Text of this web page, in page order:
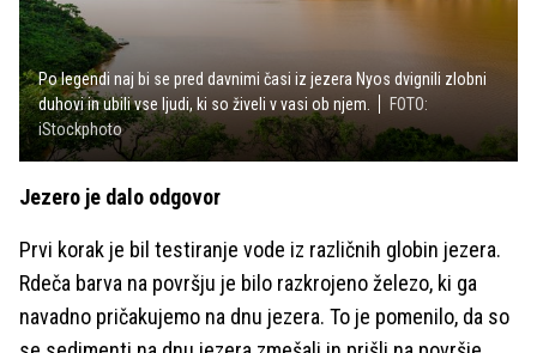
Po legendi naj bi se pred davnimi časi iz jezera Nyos dvignili zlobni
duhovi in ubili vse ljudi, ki so živeli v vasi ob njem.
FOTO:
iStockphoto
Jezero je dalo odgovor
Prvi korak je bil testiranje vode iz različnih globin jezera.
Rdeča barva na površju je bilo razkrojeno železo, ki ga
navadno pričakujemo na dnu jezera. To je pomenilo, da so